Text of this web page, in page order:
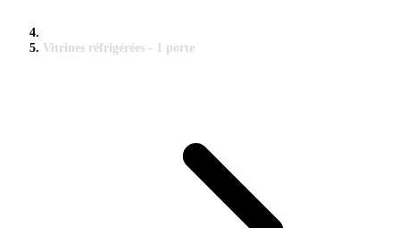
Vitrines réfrigérées - 1 porte